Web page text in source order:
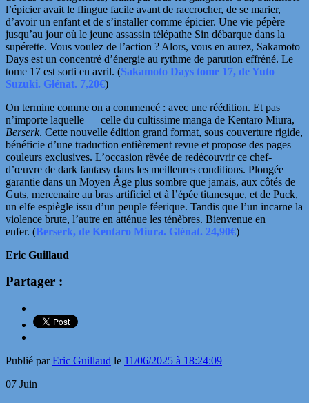
l’épicier avait le flingue facile avant de raccrocher, de se marier,
d’avoir un enfant et de s’installer comme épicier. Une vie pépère
jusqu’au jour où le jeune assassin télépathe Sin débarque dans la
supérette. Vous voulez de l’action ? Alors, vous en aurez, Sakamoto
Days est un concentré d’énergie au rythme de parution effréné. Le
tome 17 est sorti en avril. (Sakamoto Days tome 17, de Yuto
Suzuki. Glénat. 7,20€)
On termine comme on a commencé : avec une réédition. Et pas
n’importe laquelle — celle du cultissime manga de Kentaro Miura,
Berserk. Cette nouvelle édition grand format, sous couverture rigide,
bénéficie d’une traduction entièrement revue et propose des pages
couleurs exclusives. L’occasion rêvée de redécouvrir ce chef-
d’œuvre de dark fantasy dans les meilleures conditions. Plongée
garantie dans un Moyen Âge plus sombre que jamais, aux côtés de
Guts, mercenaire au bras artificiel et à l’épée titanesque, et de Puck,
un elfe espiègle issu d’un peuple féerique. Tandis que l’un incarne la
violence brute, l’autre en atténue les ténèbres. Bienvenue en
enfer. (Berserk, de Kentaro Miura. Glénat. 24,90€)
Eric Guillaud
Partager :
Publié parEric Guillaud le 11/06/2025 à 18:24:09
07 Juin